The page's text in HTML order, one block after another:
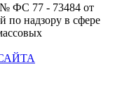
ФС 77 - 73484 от
по надзору в сфере